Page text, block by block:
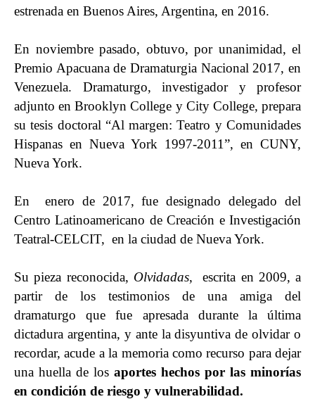
estrenada en Buenos Aires, Argentina, en 2016.
En noviembre pasado, obtuvo, por unanimidad, el
Premio Apacuana de Dramaturgia Nacional 2017, en
Venezuela. Dramaturgo, investigador y profesor
adjunto en Brooklyn College y City College, prepara
su tesis doctoral “Al margen: Teatro y Comunidades
Hispanas en Nueva York 1997-2011”, en CUNY,
Nueva York.
En enero de 2017, fue designado delegado del
Centro Latinoamericano de Creación e Investigación
Teatral-CELCIT, en la ciudad de Nueva York.
Su pieza reconocida, Olvidadas, escrita en 2009, a
partir de los testimonios de una amiga del
dramaturgo que fue apresada durante la última
dictadura argentina, y ante la disyuntiva de olvidar o
recordar, acude a la memoria como recurso para dejar
una huella de los aportes hechos por las minorías
en condición de riesgo y vulnerabilidad.